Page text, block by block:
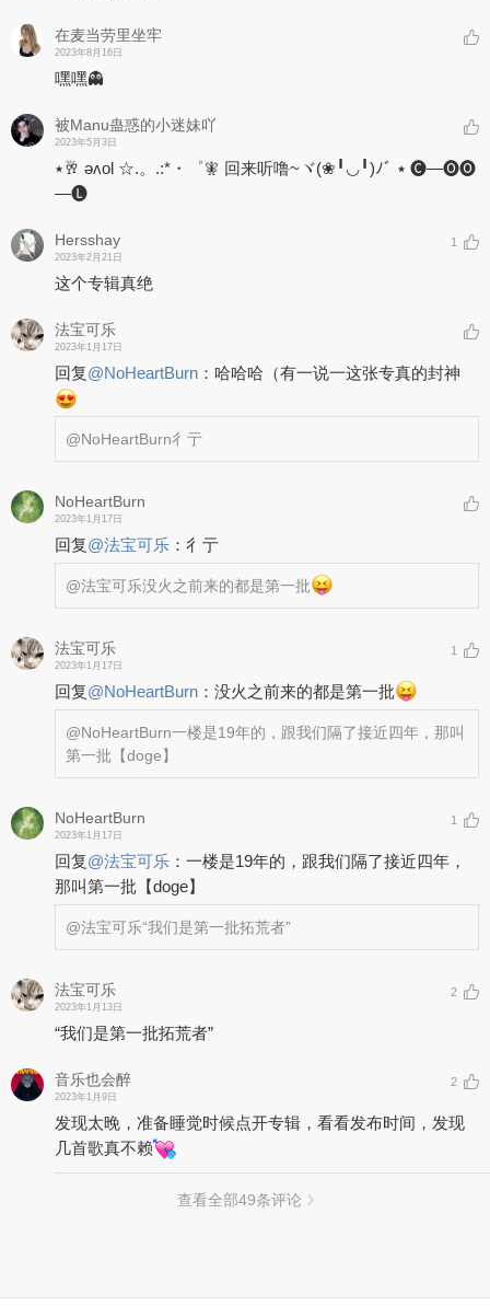
在麦当劳里坐牢
2023年8月16日
嘿嘿👻
被Manu蛊惑的小迷妹吖
2023年5月3日
٭🥂 ǝʌol ☆.。.:*・゜🧚‍ 回来听噜~ヾ(❀╹◡╹)ﾉﾞ ٭ 🅒—🅞🅞
—🅛
Hersshay
2023年2月21日
1
这个专辑真绝
法宝可乐
2023年1月17日
回复@NoHeartBurn ： 哈哈哈（有一说一这张专真的封神
@NoHeartBurn彳亍
NoHeartBurn
2023年1月17日
回复@法宝可乐 ： 彳亍
@法宝可乐没火之前来的都是第一批
法宝可乐
2023年1月17日
1
回复@NoHeartBurn ： 没火之前来的都是第一批
@NoHeartBurn一楼是19年的，跟我们隔了接近四年，那叫
第一批【doge】
NoHeartBurn
2023年1月17日
1
回复@法宝可乐 ： 一楼是19年的，跟我们隔了接近四年，
那叫第一批【doge】
@法宝可乐“我们是第一批拓荒者”
法宝可乐
2023年1月13日
2
“我们是第一批拓荒者”
音乐也会醉
2023年1月9日
2
发现太晚，准备睡觉时候点开专辑，看看发布时间，发现
几首歌真不赖
查看全部49条评论